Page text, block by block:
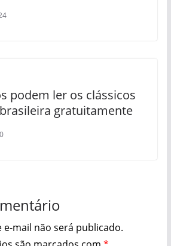
podem ler os clássicos
gratuitamente
e-mail não será publicado.